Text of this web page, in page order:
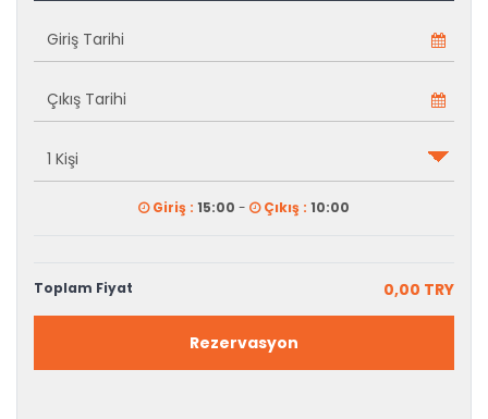
Giriş : 15:00 - Çıkış : 10:00
Toplam Fiyat 0,00 TRY
Rezervasyon